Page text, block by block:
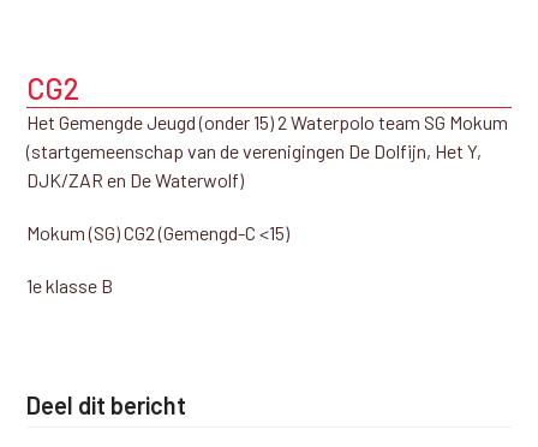
CG2
Het Gemengde Jeugd (onder 15) 2 Waterpolo team SG Mokum
(startgemeenschap van de verenigingen De Dolfijn, Het Y,
DJK/ZAR en De Waterwolf)
Mokum (SG) CG2 (Gemengd-C <15)
1e klasse B
Deel dit bericht